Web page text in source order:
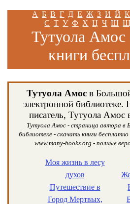
А Б В Г Д Е Ж З И Й К
С Т У Ф Х Ц Ч Ш Щ
Тутуола Амос
книги
читать
Тутуола Амосв
электронной библиотеке.
писатель, Тутуола Амос
Тутуола Амос - страница автора в
библиотеке - скачать книги
www.many-books.org - полные
Моя жизнь в лесу
духов
Путешествие в
Город Мертвых,